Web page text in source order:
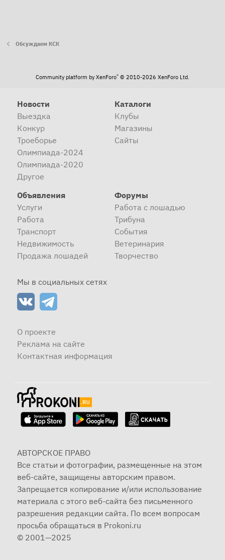
Обсуждаем КСК
Community platform by XenForo® © 2010-2026 XenForo Ltd.
Новости
Выездка
Конкур
Троеборье
Олимпиада-2024
Олимпиада-2020
Другое
Каталоги
Клубы
Магазины
Сайты
Объявления
Услуги
Работа
Транспорт
Недвижимость
Продажа лошадей
Форумы
Работа с лошадью
Трибуна
События
Ветеринария
Творчество
Мы в социальных сетях
О проекте
Реклама на сайте
Контактная информация
АВТОРСКОЕ ПРАВО
Все статьи и фотографии, размещенные на этом
веб-сайте, защищены авторским правом.
Запрещается копирование и/или использование
материала с этого веб-сайта без письменного
разрешения редакции сайта. По всем вопросам
просьба обращаться в Prokoni.ru
© 2001—2025